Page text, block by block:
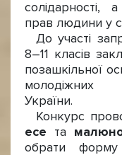
прав людини у
До участі
8–11 класів
позашкільної
молодіжних
України.
Конкурс
есе та
обрати форму